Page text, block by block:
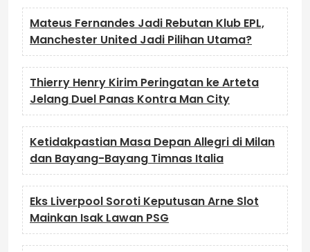
Mateus Fernandes Jadi Rebutan Klub EPL,
Manchester United Jadi Pilihan Utama?
Thierry Henry Kirim Peringatan ke Arteta
Jelang Duel Panas Kontra Man City
Ketidakpastian Masa Depan Allegri di Milan
dan Bayang-Bayang Timnas Italia
Eks Liverpool Soroti Keputusan Arne Slot
Mainkan Isak Lawan PSG